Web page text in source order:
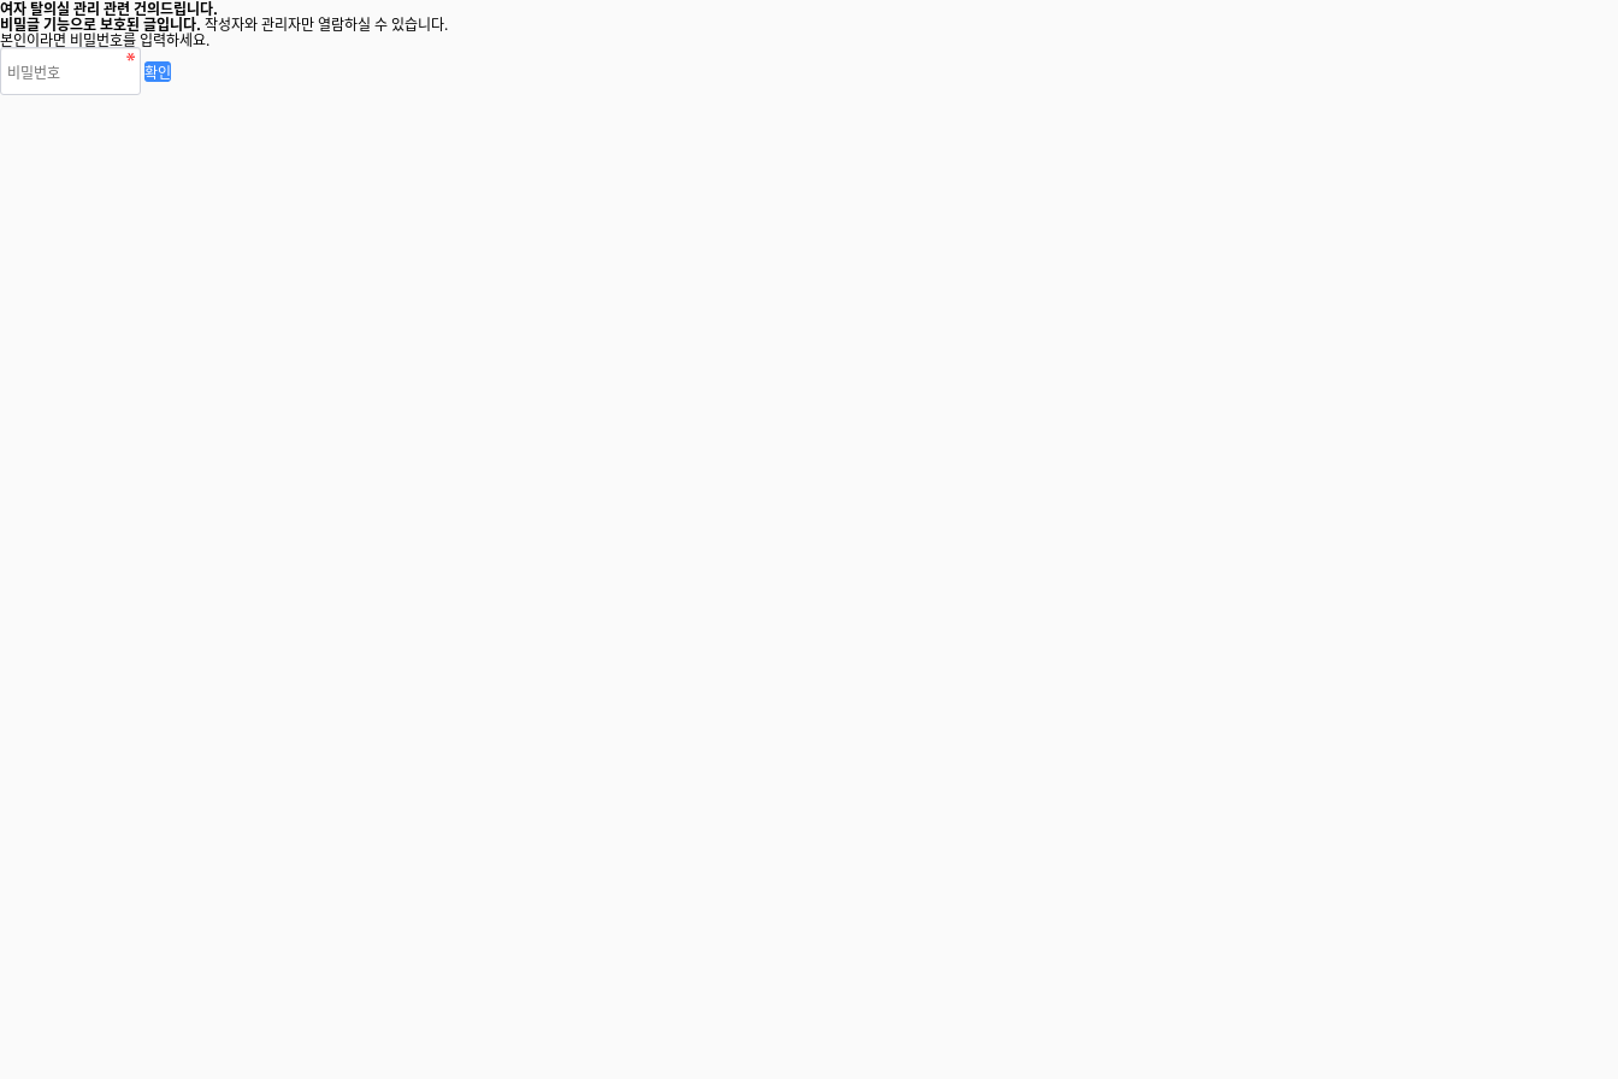
여자 탈의실 관리 관련 건의드립니다.
비밀글 기능으로 보호된 글입니다. 작성자와 관리자만 열람하실 수 있습니다.
본인이라면 비밀번호를 입력하세요.